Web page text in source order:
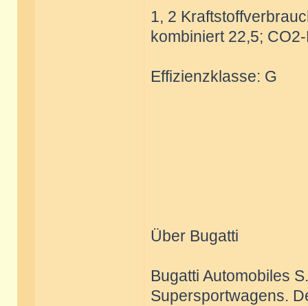
1, 2
kombiniert 22,5;
Effizienzklasse: G
Über Bugatti
Bugatti Automobiles
Supersportwagens.